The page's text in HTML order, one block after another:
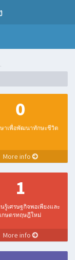
.
0
าเพื่อพัฒนาทักษะชีวิต
More info
1
รู้เศรษฐกิจพอเพียงและ
เกษตรทฤษฎีใหม่
More info